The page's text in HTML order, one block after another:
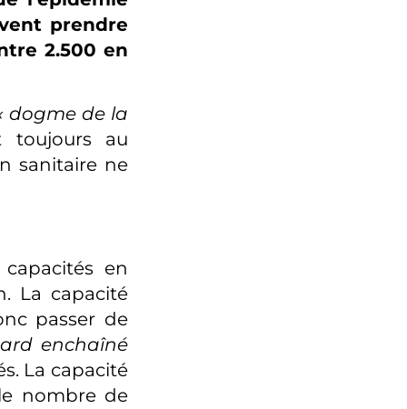
prendre
2.500 en
dogme de la
toujours au
sanitaire ne
en
La capacité
passer de
enchaîné
La capacité
nombre de